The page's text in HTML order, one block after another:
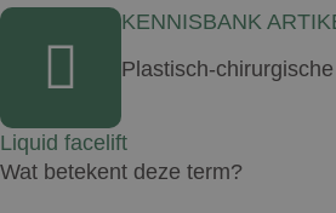
KENNISBANK
Plastisch-
Liquid facelift
Wat betekent deze term?